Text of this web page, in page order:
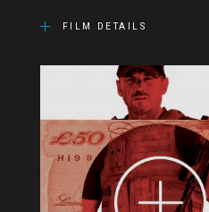
FILM DETAILS